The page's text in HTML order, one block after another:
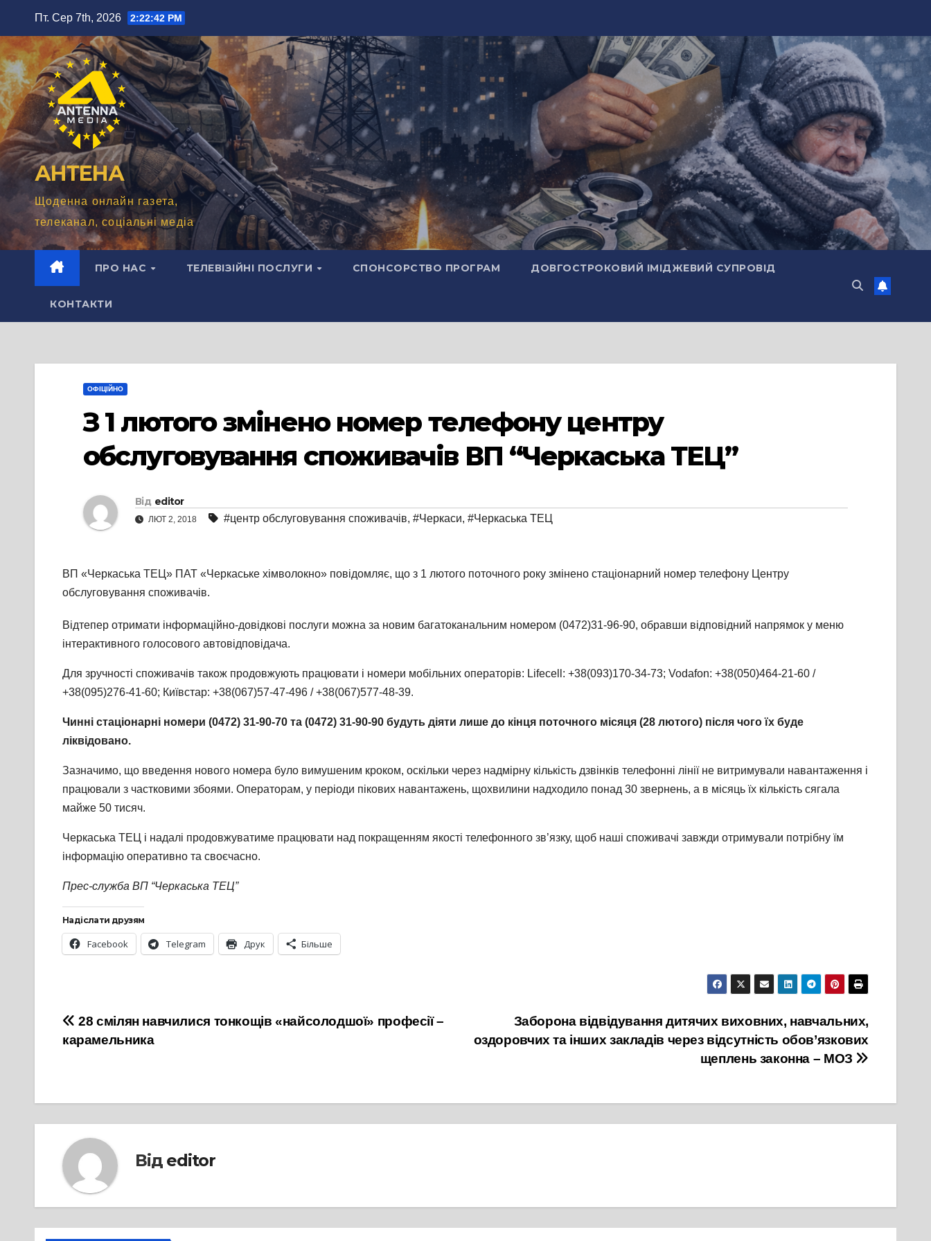
вмісту
Пт. Сер 7th, 2026 2:22:44 PM
АНТЕНА
Щоденна онлайн газета,
телеканал, соціальні медіа
ПРО НАС ТЕЛЕВІЗІЙНІ ПОСЛУГИ СПОНСОРСТВО ПРОГРАМ ДОВГОСТРОКОВИЙ ІМІДЖЕВИЙ СУПРОВІД
КОНТАКТИ
ОФІЦІЙНО
З 1 лютого змінено номер телефону центру
обслуговування споживачів ВП “Черкаська ТЕЦ”
Від editor
ЛЮТ 2, 2018 #центр обслуговування споживачів, #Черкаси, #Черкаська ТЕЦ
ВП «Черкаська ТЕЦ» ПАТ «Черкаське хімволокно» повідомляє, що з 1 лютого поточного року змінено стаціонарний номер телефону Центру
обслуговування споживачів.
Відтепер отримати інформаційно-довідкові послуги можна за новим багатоканальним номером (0472)31-96-90, обравши відповідний напрямок у меню
інтерактивного голосового автовідповідача.
Для зручності споживачів також продовжують працювати і номери мобільних операторів: Lifecell: +38(093)170-34-73; Vodafon: +38(050)464-21-60 /
+38(095)276-41-60; Київстар: +38(067)57-47-496 / +38(067)577-48-39.
Чинні стаціонарні номери (0472) 31-90-70 та (0472) 31-90-90 будуть діяти лише до кінця поточного місяця (28 лютого) після чого їх буде
ліквідовано.
Зазначимо, що введення нового номера було вимушеним кроком, оскільки через надмірну кількість дзвінків телефонні лінії не витримували навантаження і
працювали з частковими збоями. Операторам, у періоди пікових навантажень, щохвилини надходило понад 30 звернень, а в місяць їх кількість сягала
майже 50 тисяч.
Черкаська ТЕЦ і надалі продовжуватиме працювати над покращенням якості телефонного зв’язку, щоб наші споживачі завжди отримували потрібну їм
інформацію оперативно та своєчасно.
Прес-служба ВП “Черкаська ТЕЦ”
Надіслати друзям
Facebook Telegram Друк Більше
Навігація
записів
Заборона відвідування дитячих виховних, навчальних,
оздоровчих та інших закладів через відсутність обов’язкових
щеплень законна – МОЗ
28 смілян навчилися тонкощів «найсолодшої» професії –
карамельника
Від editor